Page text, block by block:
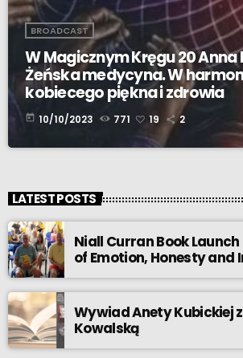
BROADCAST
W Magicznym Kręgu 20 Anna
Żeńska medycyna. W
kobiecego piękna i zdrowia
today 10/10/2023 771 19 2
LATEST POSTS
Niall Curran Book Launch
of Emotion, Honesty and
Wywiad Anety Kubickiej
Kowalską